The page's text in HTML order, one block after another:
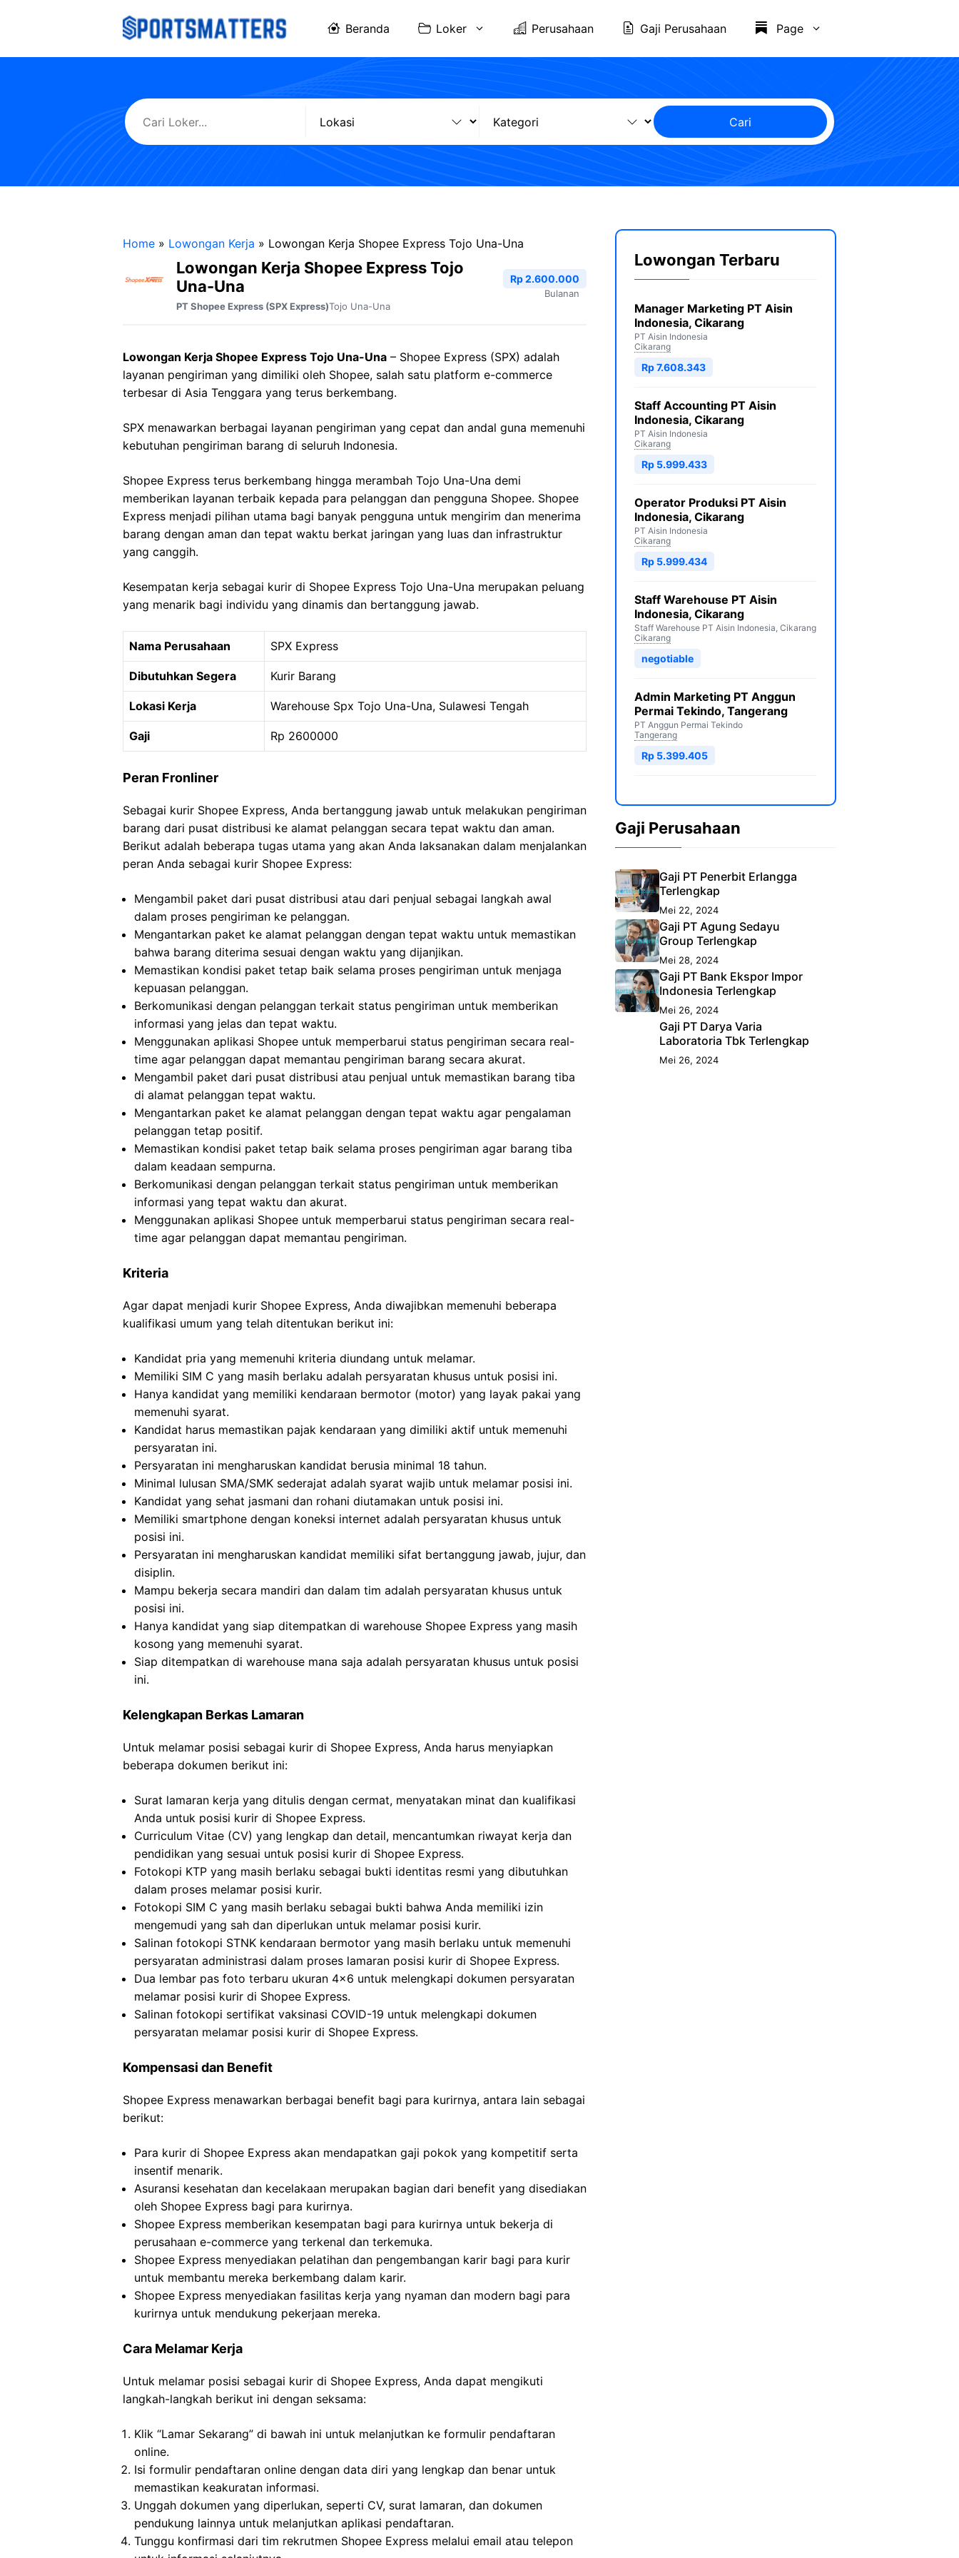
Beranda Loker Perusahaan Gaji Perusahaan Page
Cari
Home » Lowongan Kerja » Lowongan Kerja Shopee Express Tojo Una-Una
Lowongan Kerja Shopee Express Tojo
Una-Una
PT Shopee Express (SPX Express)Tojo Una-Una
Rp 2.600.000
Bulanan
Lowongan Kerja Shopee Express Tojo Una-Una – Shopee Express (SPX) adalah
layanan pengiriman yang dimiliki oleh Shopee, salah satu platform e-commerce
terbesar di Asia Tenggara yang terus berkembang.
SPX menawarkan berbagai layanan pengiriman yang cepat dan andal guna memenuhi
kebutuhan pengiriman barang di seluruh Indonesia.
Shopee Express terus berkembang hingga merambah Tojo Una-Una demi
memberikan layanan terbaik kepada para pelanggan dan pengguna Shopee. Shopee
Express menjadi pilihan utama bagi banyak pengguna untuk mengirim dan menerima
barang dengan aman dan tepat waktu berkat jaringan yang luas dan infrastruktur
yang canggih.
Kesempatan kerja sebagai kurir di Shopee Express Tojo Una-Una merupakan peluang
yang menarik bagi individu yang dinamis dan bertanggung jawab.
Nama Perusahaan SPX Express
Dibutuhkan Segera Kurir Barang
Lokasi Kerja Warehouse Spx Tojo Una-Una, Sulawesi Tengah
Gaji Rp 2600000
Peran Fronliner
Sebagai kurir Shopee Express, Anda bertanggung jawab untuk melakukan pengiriman
barang dari pusat distribusi ke alamat pelanggan secara tepat waktu dan aman.
Berikut adalah beberapa tugas utama yang akan Anda laksanakan dalam menjalankan
peran Anda sebagai kurir Shopee Express:
Mengambil paket dari pusat distribusi atau dari penjual sebagai langkah awal
dalam proses pengiriman ke pelanggan.
Mengantarkan paket ke alamat pelanggan dengan tepat waktu untuk memastikan
bahwa barang diterima sesuai dengan waktu yang dijanjikan.
Memastikan kondisi paket tetap baik selama proses pengiriman untuk menjaga
kepuasan pelanggan.
Berkomunikasi dengan pelanggan terkait status pengiriman untuk memberikan
informasi yang jelas dan tepat waktu.
Menggunakan aplikasi Shopee untuk memperbarui status pengiriman secara real-
time agar pelanggan dapat memantau pengiriman barang secara akurat.
Mengambil paket dari pusat distribusi atau penjual untuk memastikan barang tiba
di alamat pelanggan tepat waktu.
Mengantarkan paket ke alamat pelanggan dengan tepat waktu agar pengalaman
pelanggan tetap positif.
Memastikan kondisi paket tetap baik selama proses pengiriman agar barang tiba
dalam keadaan sempurna.
Berkomunikasi dengan pelanggan terkait status pengiriman untuk memberikan
informasi yang tepat waktu dan akurat.
Menggunakan aplikasi Shopee untuk memperbarui status pengiriman secara real-
time agar pelanggan dapat memantau pengiriman.
Kriteria
Agar dapat menjadi kurir Shopee Express, Anda diwajibkan memenuhi beberapa
kualifikasi umum yang telah ditentukan berikut ini:
Kandidat pria yang memenuhi kriteria diundang untuk melamar.
Memiliki SIM C yang masih berlaku adalah persyaratan khusus untuk posisi ini.
Hanya kandidat yang memiliki kendaraan bermotor (motor) yang layak pakai yang
memenuhi syarat.
Kandidat harus memastikan pajak kendaraan yang dimiliki aktif untuk memenuhi
persyaratan ini.
Persyaratan ini mengharuskan kandidat berusia minimal 18 tahun.
Minimal lulusan SMA/SMK sederajat adalah syarat wajib untuk melamar posisi ini.
Kandidat yang sehat jasmani dan rohani diutamakan untuk posisi ini.
Memiliki smartphone dengan koneksi internet adalah persyaratan khusus untuk
posisi ini.
Persyaratan ini mengharuskan kandidat memiliki sifat bertanggung jawab, jujur, dan
disiplin.
Mampu bekerja secara mandiri dan dalam tim adalah persyaratan khusus untuk
posisi ini.
Hanya kandidat yang siap ditempatkan di warehouse Shopee Express yang masih
kosong yang memenuhi syarat.
Siap ditempatkan di warehouse mana saja adalah persyaratan khusus untuk posisi
ini.
Kelengkapan Berkas Lamaran
Untuk melamar posisi sebagai kurir di Shopee Express, Anda harus menyiapkan
beberapa dokumen berikut ini:
Surat lamaran kerja yang ditulis dengan cermat, menyatakan minat dan kualifikasi
Anda untuk posisi kurir di Shopee Express.
Curriculum Vitae (CV) yang lengkap dan detail, mencantumkan riwayat kerja dan
pendidikan yang sesuai untuk posisi kurir di Shopee Express.
Fotokopi KTP yang masih berlaku sebagai bukti identitas resmi yang dibutuhkan
dalam proses melamar posisi kurir.
Fotokopi SIM C yang masih berlaku sebagai bukti bahwa Anda memiliki izin
mengemudi yang sah dan diperlukan untuk melamar posisi kurir.
Salinan fotokopi STNK kendaraan bermotor yang masih berlaku untuk memenuhi
persyaratan administrasi dalam proses lamaran posisi kurir di Shopee Express.
Dua lembar pas foto terbaru ukuran 4×6 untuk melengkapi dokumen persyaratan
melamar posisi kurir di Shopee Express.
Salinan fotokopi sertifikat vaksinasi COVID-19 untuk melengkapi dokumen
persyaratan melamar posisi kurir di Shopee Express.
Kompensasi dan Benefit
Shopee Express menawarkan berbagai benefit bagi para kurirnya, antara lain sebagai
berikut:
Para kurir di Shopee Express akan mendapatkan gaji pokok yang kompetitif serta
insentif menarik.
Asuransi kesehatan dan kecelakaan merupakan bagian dari benefit yang disediakan
oleh Shopee Express bagi para kurirnya.
Shopee Express memberikan kesempatan bagi para kurirnya untuk bekerja di
perusahaan e-commerce yang terkenal dan terkemuka.
Shopee Express menyediakan pelatihan dan pengembangan karir bagi para kurir
untuk membantu mereka berkembang dalam karir.
Shopee Express menyediakan fasilitas kerja yang nyaman dan modern bagi para
kurirnya untuk mendukung pekerjaan mereka.
Cara Melamar Kerja
Untuk melamar posisi sebagai kurir di Shopee Express, Anda dapat mengikuti
langkah-langkah berikut ini dengan seksama:
Klik “Lamar Sekarang” di bawah ini untuk melanjutkan ke formulir pendaftaran
online.
Isi formulir pendaftaran online dengan data diri yang lengkap dan benar untuk
memastikan keakuratan informasi.
Unggah dokumen yang diperlukan, seperti CV, surat lamaran, dan dokumen
pendukung lainnya untuk melanjutkan aplikasi pendaftaran.
Tunggu konfirmasi dari tim rekrutmen Shopee Express melalui email atau telepon
Lowongan Terbaru
Manager Marketing PT Aisin
Indonesia, Cikarang
PT Aisin Indonesia
Cikarang
Rp 7.608.343
Staff Accounting PT Aisin
Indonesia, Cikarang
PT Aisin Indonesia
Cikarang
Rp 5.999.433
Operator Produksi PT Aisin
Indonesia, Cikarang
PT Aisin Indonesia
Cikarang
Rp 5.999.434
Staff Warehouse PT Aisin
Indonesia, Cikarang
Staff Warehouse PT Aisin Indonesia, Cikarang
Cikarang
negotiable
Admin Marketing PT Anggun
Permai Tekindo, Tangerang
PT Anggun Permai Tekindo
Tangerang
Rp 5.399.405
Gaji Perusahaan
Gaji PT Penerbit Erlangga
Terlengkap
Mei 22, 2024
Gaji PT Agung Sedayu
Group Terlengkap
Mei 28, 2024
Gaji PT Bank Ekspor Impor
Indonesia Terlengkap
Mei 26, 2024
Gaji PT Darya Varia
Laboratoria Tbk Terlengkap
Mei 26, 2024